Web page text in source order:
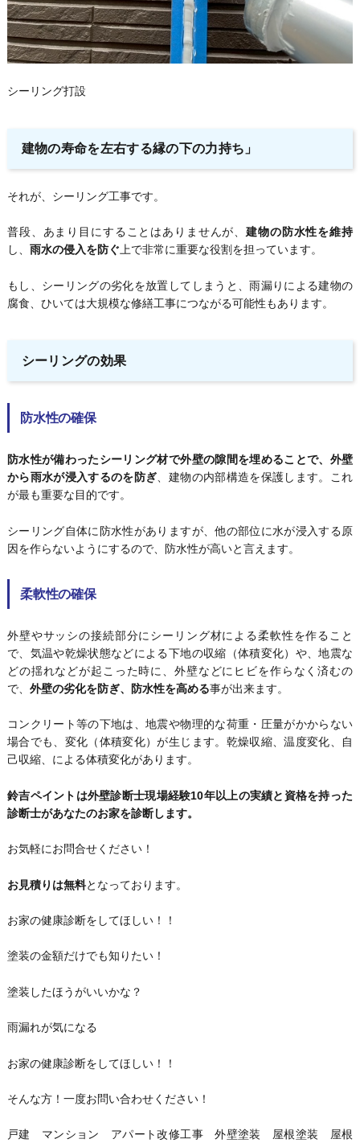
シーリング打設
建物の寿命を左右する縁の下の力持ち」
それが、シーリング工事です。
普段、あまり目にすることはありませんが、建物の防水性を維持
し、 雨水の侵入を防ぐ 上で非常に重要な役割を担っています。
もし、シーリングの劣化を放置してしまうと、雨漏りによる建物の
腐食、ひいては大規模な修繕工事につながる可能性もあります。
シーリングの効果
防水性の確保
防水性が備わったシーリング材で外壁の隙間を埋めることで、外壁
から雨水が浸入するのを防ぎ、建物の内部構造を保護します。これ
が最も重要な目的です。
シーリング自体に防水性がありますが、他の部位に水が浸入する原
因を作らないようにするので、防水性が高いと言えます。
柔軟性の確保
外壁やサッシの接続部分にシーリング材による柔軟性を作ること
で、気温や乾燥状態などによる下地の収縮（体積変化）や、地震な
どの揺れなどが起こった時に、外壁などにヒビを作らなく済むの
で、 外壁の劣化を防ぎ、防水性を高める事が出来ます。
コンクリート等の下地は、地震や物理的な荷重・圧量がかからない
場合でも、変化（体積変化）が生じます。乾燥収縮、温度変化、自
己収縮、による体積変化があります。
鈴吉ペイントは外壁診断士現場経験10年以上の実績と資格を持った
診断士があなたのお家を診断します。
お気軽にお問合せください！
お見積りは無料となっております。
お家の健康診断をしてほしい！！
塗装の金額だけでも知りたい！
塗装したほうがいいかな？
雨漏れが気になる
お家の健康診断をしてほしい！！
そんな方！一度お問い合わせください！
戸建 マンション アパート改修工事 外壁塗装 屋根塗装 屋根